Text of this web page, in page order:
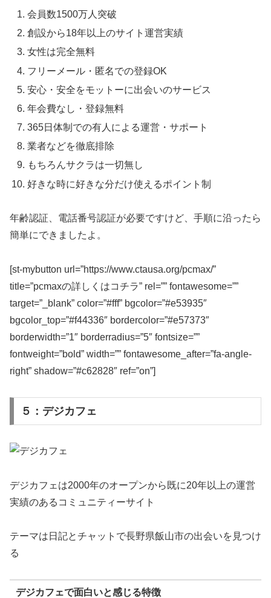
会員数1500万人突破
創設から18年以上のサイト運営実績
女性は完全無料
フリーメール・匿名での登録OK
安心・安全をモットーに出会いのサービス
年会費なし・登録無料
365日体制での有人による運営・サポート
業者などを徹底排除
もちろんサクラは一切無し
好きな時に好きな分だけ使えるポイント制
年齢認証、電話番号認証が必要ですけど、手順に沿ったら
簡単にできましたよ。
[st-mybutton url=”https://www.ctausa.org/pcmax/”
title=”pcmaxの詳しくはコチラ” rel=”” fontawesome=””
target=”_blank” color=”#fff” bgcolor=”#e53935″
bgcolor_top=”#f44336″ bordercolor=”#e57373″
borderwidth=”1″ borderradius=”5″ fontsize=””
fontweight=”bold” width=”” fontawesome_after=”fa-angle-
right” shadow=”#c62828″ ref=”on”]
５：デジカフェ
デジカフェは2000年のオープンから既に20年以上の運営
実績のあるコミュニティーサイト
テーマは日記とチャットで長野県飯山市の出会いを見つけ
る
デジカフェで面白いと感じる特徴